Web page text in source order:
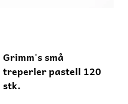
Grimm's små
treperler pastell 120
stk.